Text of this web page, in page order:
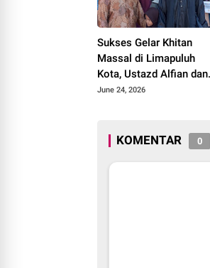
Sukses Gelar Khitan
Massal di Limapuluh
Kota, Ustazd Alfian dan
Rekan-rekan Akan
June 24, 2026
KOMENTAR 0